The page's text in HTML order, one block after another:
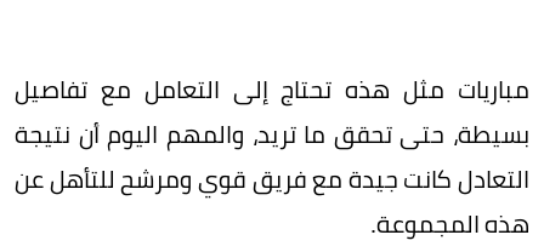
مباريات مثل هذه تحتاج إلى التعامل مع تفاصيل
بسيطة، حتى تحقق ما تريد، والمهم اليوم أن نتيجة
التعادل كانت جيدة مع فريق قوي ومرشح للتأهل عن
هذه المجموعة.